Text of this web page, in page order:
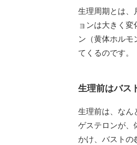
生理周期とは、
ョンは大きく
ン（黄体ホル
てくるのです。
生理前はバス
生理前は、なん
ゲステロンが、
かけ、バストの